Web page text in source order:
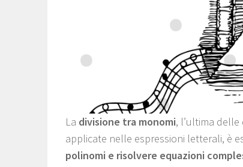
La divisione tra monomi, l’ultima
applicate nelle espressioni letterali, è
polinomi e risolvere equazioni